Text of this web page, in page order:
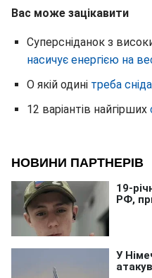
Вас може зацікавити
Суперсніданок з
насичує енергією на
О якій одині треба
12 варіантів найгірших